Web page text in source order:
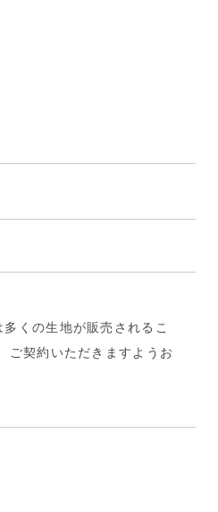
くの生地が販売されるこ
ご契約いただきますようお